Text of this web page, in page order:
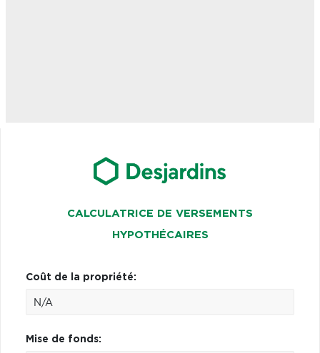
CALCULATRICE DE VERSEMENTS
HYPOTHÉCAIRES
Coût de la propriété:
Mise de fonds: